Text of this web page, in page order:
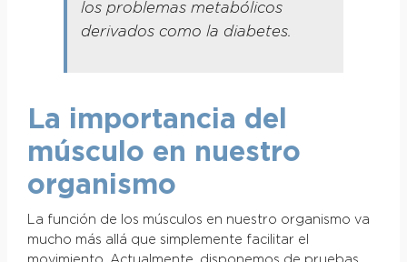
los problemas metabólicos
derivados como la diabetes.
La importancia del
músculo en nuestro
organismo
La función de los músculos en nuestro organismo va
mucho más allá que simplemente facilitar el